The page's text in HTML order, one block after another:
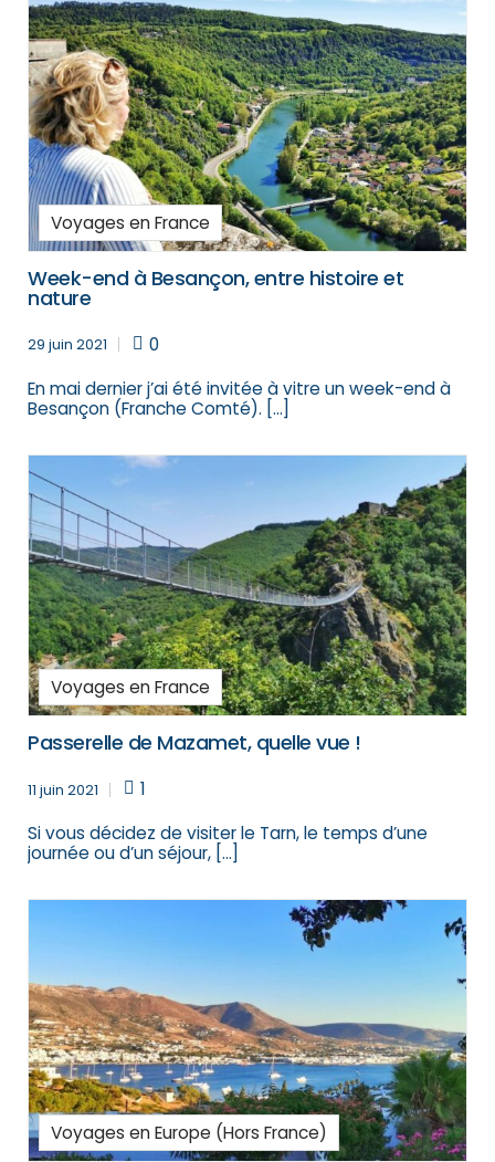
Voyages en France
Week-end à Besançon, entre histoire et
nature
29 juin 2021
0
En mai dernier j’ai été invitée à vitre un week-end à
Besançon (Franche Comté). […]
Voyages en France
Passerelle de Mazamet, quelle vue !
11 juin 2021
1
Si vous décidez de visiter le Tarn, le temps d’une
journée ou d’un séjour, […]
Voyages en Europe (Hors France)